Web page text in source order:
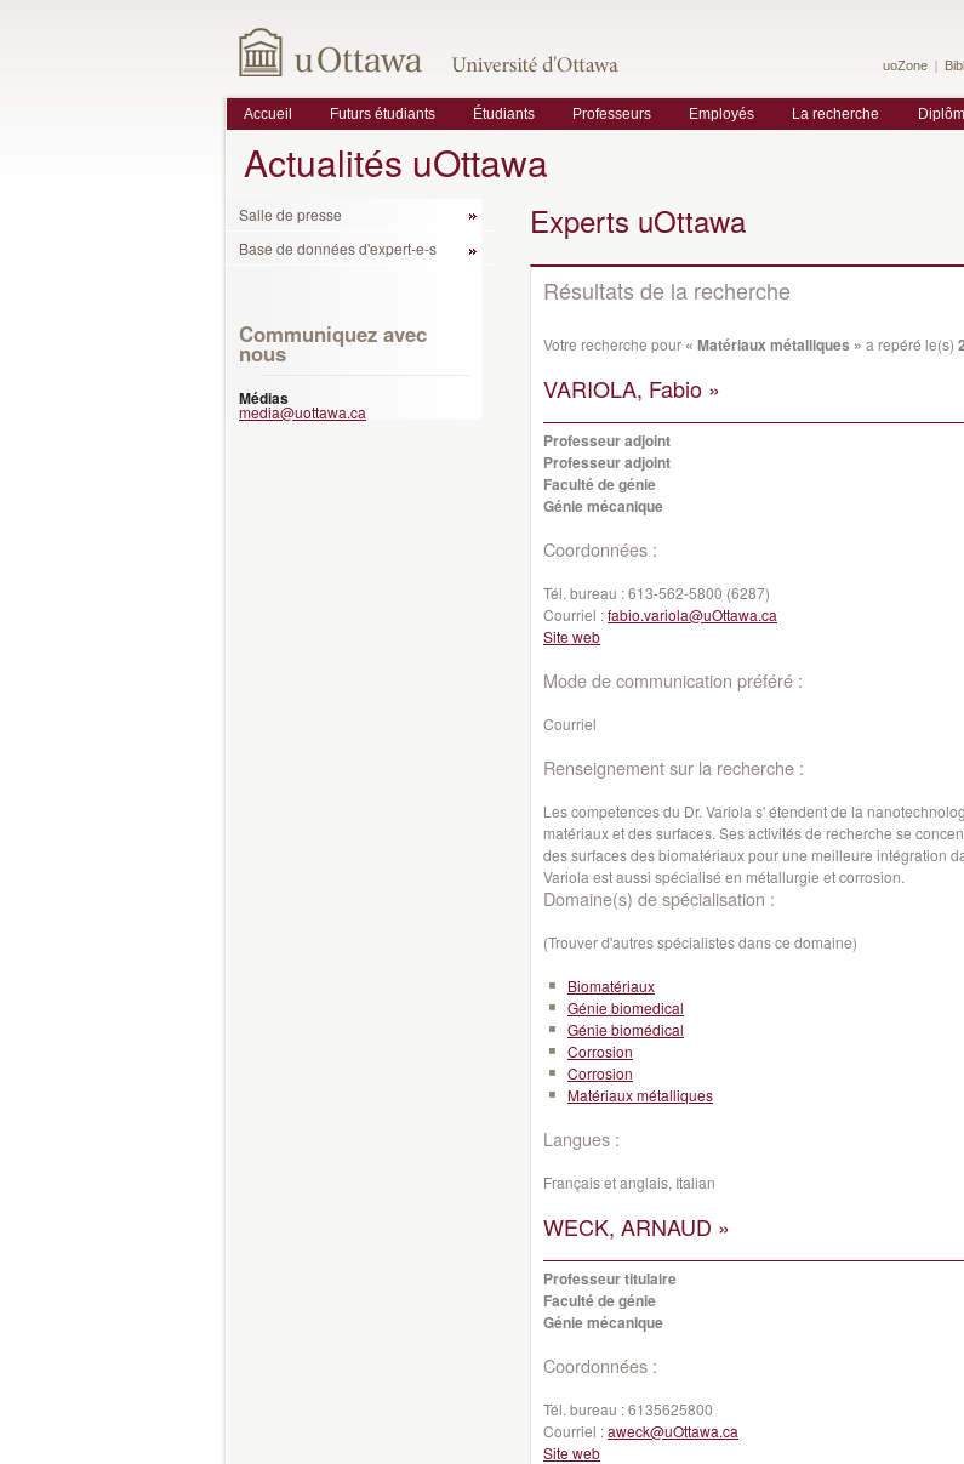
uoZone
Accueil Futurs étudiants Étudiants Professeurs Employés La recherche
Actualités uOttawa
Salle de presse
Base de données d'expert-e-s
Communiquez avec
nous
Médias
media@uottawa.ca
Experts uOttawa
Résultats de la recherche
Votre recherche pour « Matériaux métalliques » a repéré le(s) 2
VARIOLA, Fabio »
Professeur adjoint
Professeur adjoint
Faculté de génie
Génie mécanique
Coordonnées :
Tél. bureau :613-562-5800 (6287)
Courriel :fabio.variola@uOttawa.ca
Site web
Mode de communication préféré :
Courriel
Renseignement sur la recherche :
Les competences du Dr. Variola s' étendent de la
matériaux et des surfaces. Ses activités de recherche se
des surfaces des biomatériaux pour une meilleure intégration
Variola est aussi spécialisé en métallurgie et corrosion.
Domaine(s) de spécialisation :
(Trouver d'autres spécialistes dans ce domaine)
Biomatériaux
Génie biomedical
Génie biomédical
Corrosion
Corrosion
Matériaux métalliques
Langues :
Français et anglais, Italian
WECK, ARNAUD »
Professeur titulaire
Faculté de génie
Génie mécanique
Coordonnées :
Tél. bureau :6135625800
Courriel :aweck@uOttawa.ca
Site web